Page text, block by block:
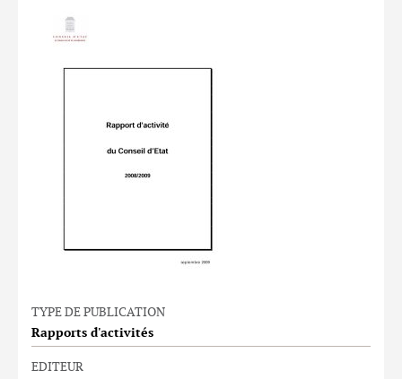
TYPE DE PUBLICATION
Rapports d'activités
EDITEUR